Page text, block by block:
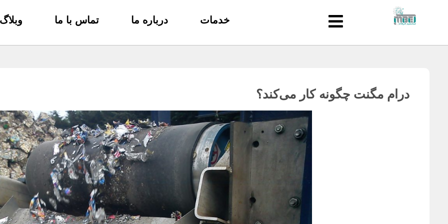
خدمات درباره ما تماس با ما
درام مگنت چگونه کار می‌کند؟